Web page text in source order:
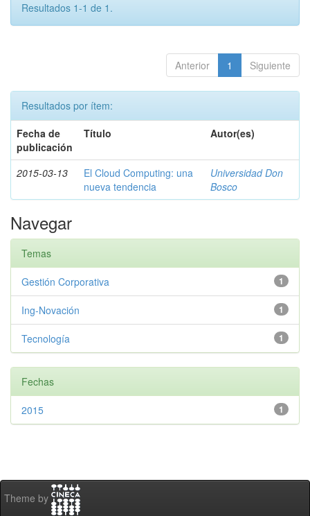
Resultados 1-1 de 1.
Anterior 1 Siguiente
Resultados por ítem:
Fecha de
publicación
Título Autor(es)
2015-03-13
El Cloud Computing: una
nueva tendencia
Universidad Don
Bosco
Navegar
Temas
1
Gestión Corporativa
1
Ing-Novación
1
Tecnología
Fechas
1
2015
Theme by